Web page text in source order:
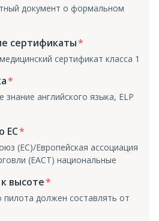
документ о формальном
сертификаты
сертификат класса 1
английского языка, ELP
ЕС
(ЕС)/Европейская ассоциация
(ЕАСТ) национальные
высоте
пилота должен составлять от